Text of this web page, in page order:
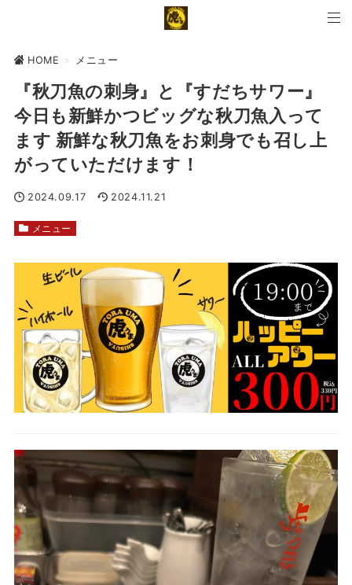
HOME > メニュー
『秋刀魚の刺身』と『すだちサワー』
今日も新鮮かつビッグな秋刀魚入って
ます 新鮮な秋刀魚をお刺身でも召し上
がっていただけます！
2024.09.17 2024.11.21
メニュー